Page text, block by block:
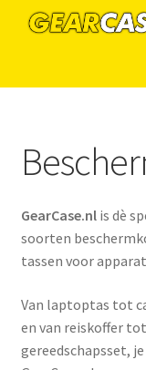
Ga
Ga
Home
Links
Nieuws
GearCase.nlis dè
soorten
tassen voor
Van laptoptas tot
en van reiskoffer tot
gereedschapsset,